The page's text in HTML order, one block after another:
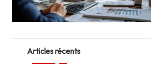
Articles récents